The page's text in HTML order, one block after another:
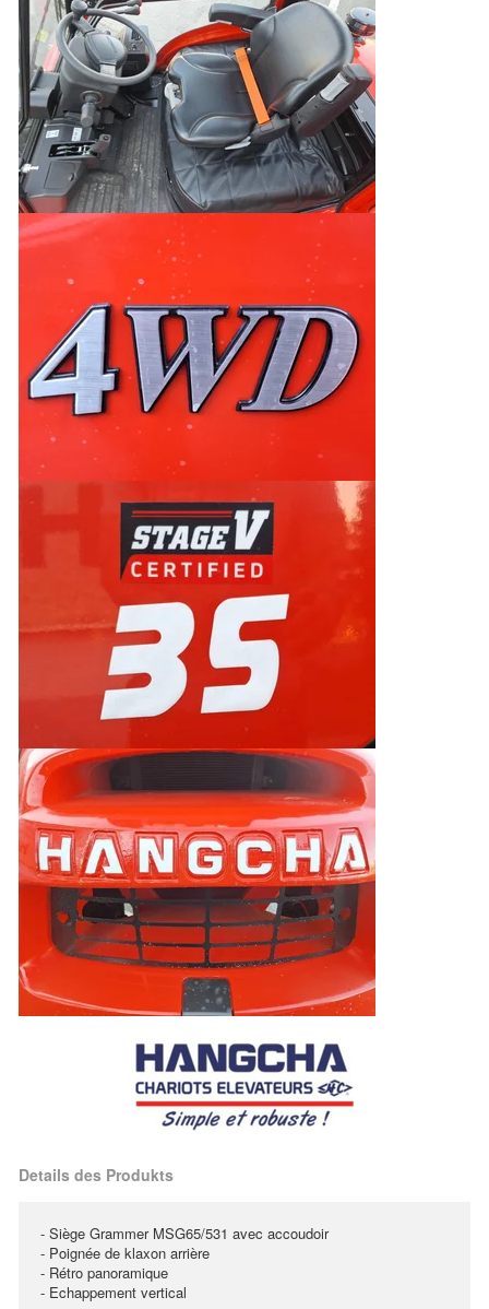
Details des Produkts
- Siège Grammer MSG65/531 avec accoudoir
- Poignée de klaxon arrière
- Rétro panoramique
- Echappement vertical